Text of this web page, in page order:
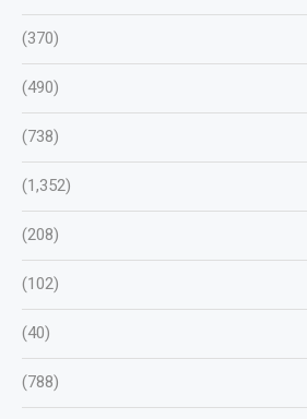
(370)
(490)
(738)
(1,352)
(208)
(102)
(40)
(788)